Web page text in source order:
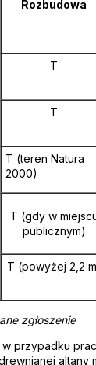
Rozbudowa
T
T
T (teren Natura
2000)
T (gdy w
publicznym)
T (powyżej 2,2
zgłoszenie
przypadku
altany